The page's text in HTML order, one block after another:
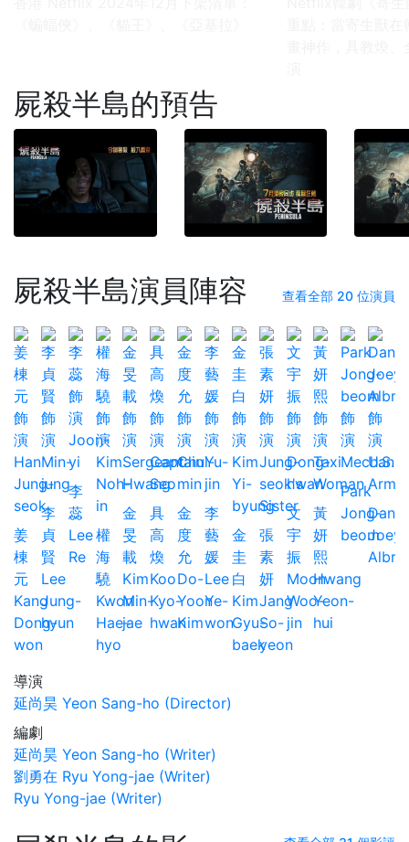
屍殺半島的預告
屍殺半島演員陣容 查看全部 20 位演員
姜
棟
元
Kang
Dong-
won
李
貞
賢
Lee
Jung-
hyun
李
蕊
Lee
Re
權
海
驍
Kwon
Hae-
hyo
金
旻
載
Kim
Min-
jae
具
高
煥
Koo
Kyo-
hwan
金
度
允
Do-
Yoon
Kim
李
藝
媛
Lee
Ye-
won
金
圭
白
Kim
Gyu-
baek
張
素
妍
Jang
So-
yeon
文
宇
振
Moon
Woo-
jin
黃
妍
熙
Hwang
Yeon-
hui
Park
Jong-
beomJoey
導演
延尚昊 Yeon Sang-ho (Director)
編劇
延尚昊 Yeon Sang-ho (Writer)
劉勇在 Ryu Yong-jae (Writer)
Ryu Yong-jae (Writer)